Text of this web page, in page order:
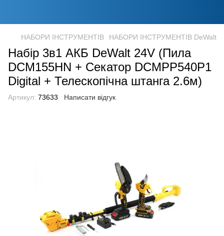
НАБОРИ ІНСТРУМЕНТІВ НАБОРИ ІНСТРУМЕНТІВ DeWalt
Набір 3в1 АКБ DeWalt 24V (Пила
DCM155HN + Секатор DCMPP540P1
Digital + Телескопічна штанга 2.6м)
Артикул: 73633 Написати відгук